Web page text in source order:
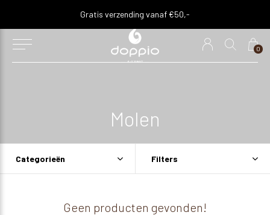
0
Gratis verzending vanaf €50,-
Molen
Categorieën Filters
Geen producten gevonden!